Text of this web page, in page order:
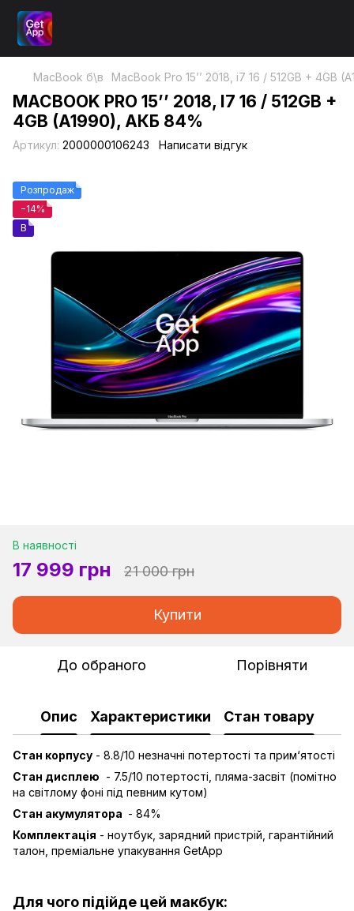
MacBook б\в MacBook Pro 15’’ 2018, i7 16 / 512GB + 4GB
MACBOOK PRO 15’’ 2018, I7 16 / 512GB +
4GB (A1990), АКБ 84%
Артикул: 2000000106243 Написати відгук
Розпродаж
−14%
B
В наявності
17 999 грн 21 000 грн
Купити
До обраного Порівняти
Опис Характеристики Стан товару
Стан корпусу - 8.8/10 незначні потертості та прим‘ятості
Стан дисплею - 7.5/10 потертості, пляма-засвіт (помітно
на світлому фоні під певним кутом)
Стан акумулятора - 84%
Комплектація - ноутбук, зарядний пристрій, гарантійний
талон, преміальне упакування GetApp
Для чого підійде цей макбук: